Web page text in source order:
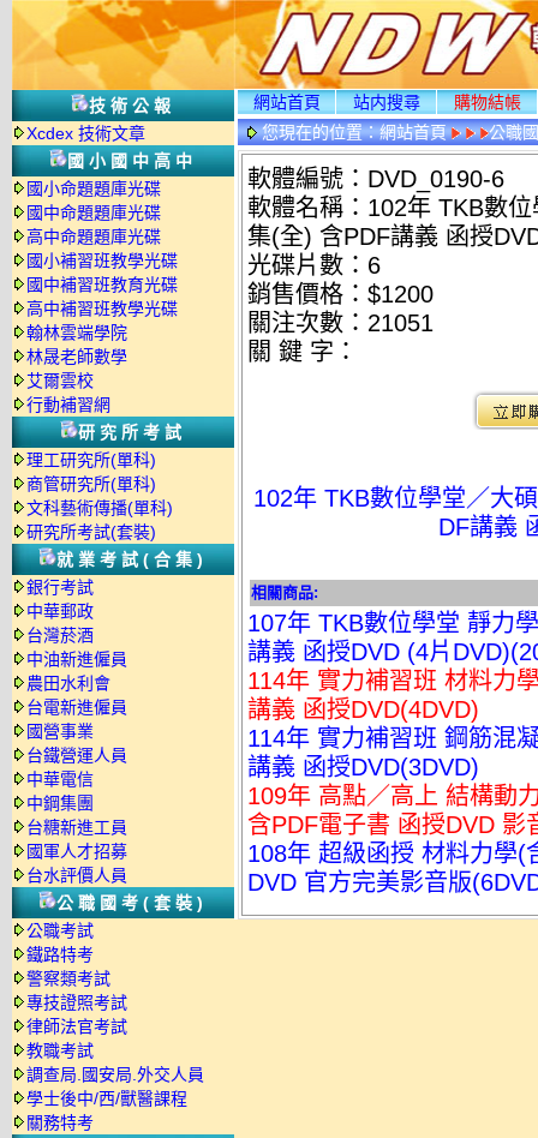
技術公報
Xcdex 技術文章
國小國中高中
國小命題題庫光碟
國中命題題庫光碟
高中命題題庫光碟
國小補習班教學光碟
國中補習班教育光碟
高中補習班教學光碟
翰林雲端學院
林晟老師數學
艾爾雲校
行動補習網
研究所考試
理工研究所(單科)
商管研究所(單科)
文科藝術傳播(單科)
研究所考試(套裝)
就業考試(合集)
銀行考試
中華郵政
台灣菸酒
中油新進僱員
農田水利會
台電新進僱員
國營事業
台鐵營運人員
中華電信
中鋼集團
台糖新進工員
國軍人才招募
台水評價人員
公職國考(套裝)
公職考試
鐵路特考
警察類考試
專技證照考試
律師法官考試
教職考試
調查局.國安局.外交人員
學士後中/西/獸醫課程
關務特考
網站首頁 站内搜尋
購物結帳
您現在的位置：網站首頁
公職
光碟詳情
軟體編號：DVD_0190-6
軟體名稱：102年 TKB數
集(全) 含PDF講義 函授
光碟片數：6
銷售價格：$1200
關注次數： 21051
關 鍵 字：
102年 TKB數位學堂／大
DF講義
相關商品:
107年 TKB數位學堂 靜力
講義 函授DVD (4片
114年 實力補習班 材料力
講義 函授DVD(4DVD)
114年 實力補習班 鋼筋混
講義 函授DVD(3DVD)
109年 高點／高上 結構動
含PDF電子書 函授DVD 影
108年 超級函授 材料力學(
DVD 官方完美影音版